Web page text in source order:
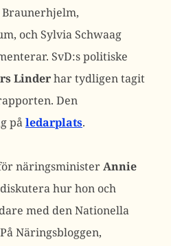
Braunerhjelm,
och Sylvia Schwaag
SvD:s politiske
Linderhar tydligen tagit
Den
påledarplats.
näringsministerAnnie
hur hon och
med den Nationella
Näringsbloggen,